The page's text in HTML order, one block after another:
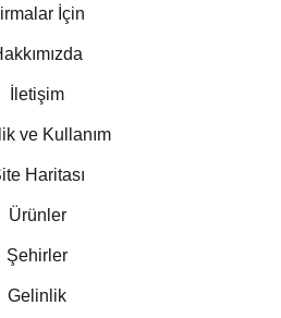
İçin
İletişim
ve Kullanım
Haritası
Ürünler
Şehirler
Gelinlik